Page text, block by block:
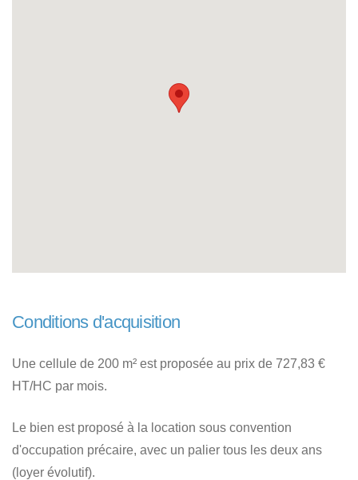
Conditions d'acquisition
Une cellule de 200 m² est proposée au prix de 727,83 €
HT/HC par mois.
Le bien est proposé à la location sous convention
d'occupation précaire, avec un palier tous les deux ans
(loyer évolutif).